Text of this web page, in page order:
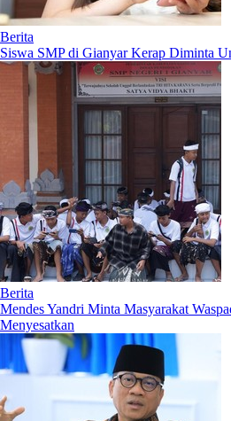
Berita
Siswa SMP di Gianyar Kerap Diminta
Berita
Mendes Yandri Minta Masyarakat
Menyesatkan